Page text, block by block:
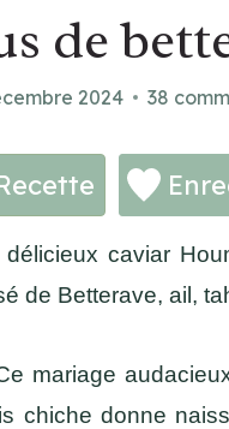
de
2024 38
caviar
de Betterave, ail,
mariage
chiche donne